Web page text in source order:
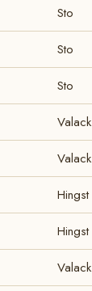
Sto
Sto
Sto
Valack
Valack
Hingst
Hingst
Valack